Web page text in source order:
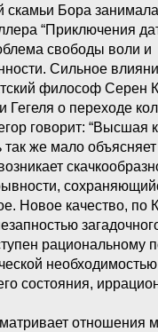
скамьи Бора
“Приключения
свободы воли и
Сильное
философ Серен
о переходе
говорит: “Высшая
же мало объясняет
Новое качество, по
рациональному
состояния,
отношения